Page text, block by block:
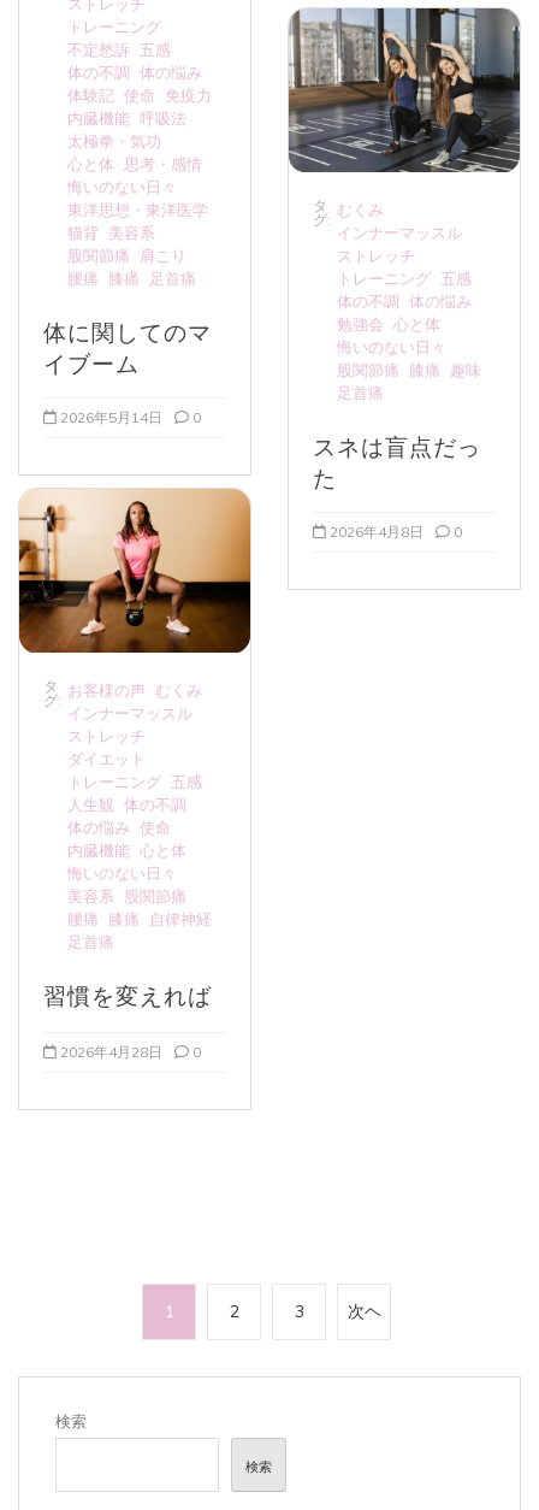
ストレッチ
トレーニング
不定愁訴
五感
体の不調 体の悩み
体験記 使命
免疫力
内臓機能 呼吸法
太極拳・気功
心と体 思考・感情
悔いのない日々
東洋思想・東洋医学
猫背 美容系
股関節痛
肩こり
腰痛
膝痛 足首痛
体に関してのマ
イブーム
2026年5月14日 0
タ
グ:
お客様の声
むくみ
インナーマッスル
ストレッチ
ダイエット
トレーニング 五感
人生観 体の不調
体の悩み 使命
内臓機能 心と体
悔いのない日々
美容系
股関節痛
腰痛
膝痛
自律神経
足首痛
習慣を変えれば
2026年4月28日 0
タ
グ:
むくみ
インナーマッスル
ストレッチ
トレーニング 五感
体の不調 体の悩み
勉強会 心と体
悔いのない日々
股関節痛
膝痛
趣味
足首痛
スネは盲点だっ
た
2026年4月8日 0
の
1 2 3 次ヘ
検索
検索